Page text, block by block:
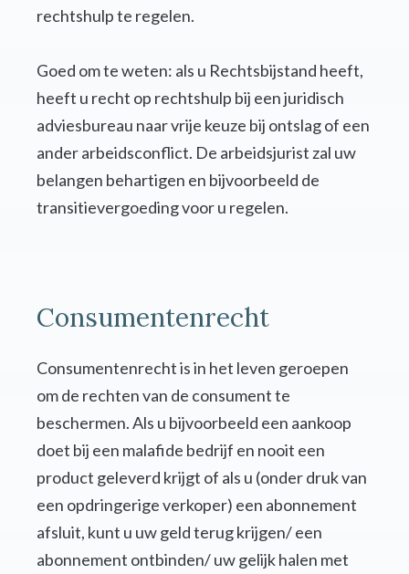
rechtshulp te regelen.
Goed om te weten: als u Rechtsbijstand heeft,
heeft u recht op rechtshulp bij een juridisch
adviesbureau naar vrije keuze bij ontslag of een
ander arbeidsconflict. De arbeidsjurist zal uw
belangen behartigen en bijvoorbeeld de
transitievergoeding voor u regelen.
Consumentenrecht
Consumentenrecht is in het leven geroepen
om de rechten van de consument te
beschermen. Als u bijvoorbeeld een aankoop
doet bij een malafide bedrijf en nooit een
product geleverd krijgt of als u (onder druk van
een opdringerige verkoper) een abonnement
afsluit, kunt u uw geld terug krijgen/ een
abonnement ontbinden/ uw gelijk halen met